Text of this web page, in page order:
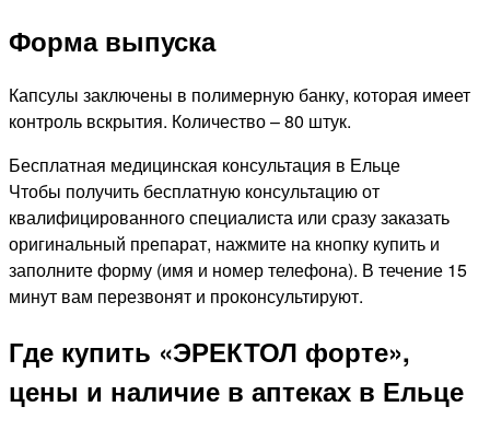
Форма выпуска
Капсулы заключены в полимерную банку, которая имеет
контроль вскрытия. Количество – 80 штук.
Бесплатная медицинская консультация в Ельце
Чтобы получить бесплатную консультацию от
квалифицированного специалиста или сразу заказать
оригинальный препарат, нажмите на кнопку купить и
заполните форму (имя и номер телефона). В течение 15
минут вам перезвонят и проконсультируют.
Где купить «ЭРЕКТОЛ форте»,
цены и наличие в аптеках в Ельце